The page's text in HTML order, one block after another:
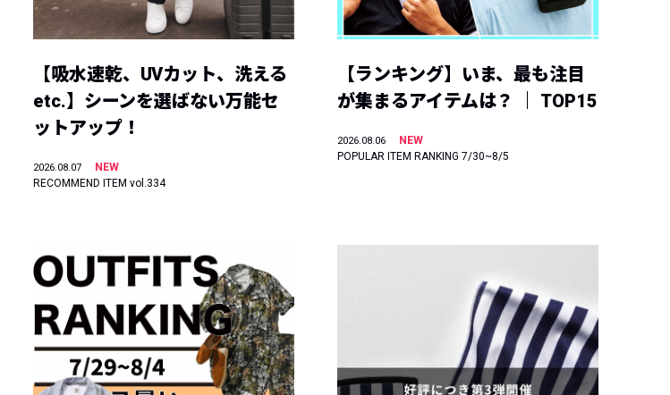
【吸水速乾、UVカット、洗える
etc.】シーンを選ばない万能セ
ットアップ！
2026.08.07
NEW
RECOMMEND ITEM vol.334
【ランキング】いま、最も注目
が集まるアイテムは？ ｜ TOP15
2026.08.06
NEW
POPULAR ITEM RANKING 7/30~8/5